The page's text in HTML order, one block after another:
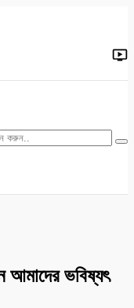
জাতীয় যশোর
আমাদের ভবিষ্যৎ